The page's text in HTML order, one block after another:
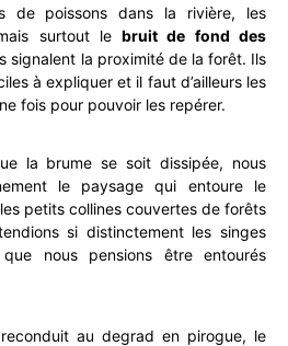
de poissons dans la rivière, les
surtout le bruit de fond des
signalent la proximité de la forêt. Ils
à expliquer et il faut d’ailleurs les
fois pour pouvoir les repérer.
la brume se soit dissipée, nous
le paysage qui entoure le
petits collines couvertes de forêts
si distinctement les singes
nous pensions être entourés
au degrad en pirogue, le